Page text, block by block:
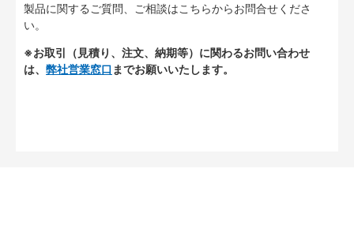
製品に関するご質問、ご相談はこちらからお問合せくださ
い。
※お取引（見積り、注文、納期等）に関わるお問い合わせ
は、 弊社営業窓口 までお願いいたします。